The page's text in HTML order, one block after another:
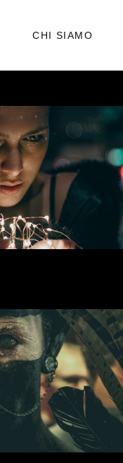
CHI SIAMO
ORGANIGRAMMA
LIES